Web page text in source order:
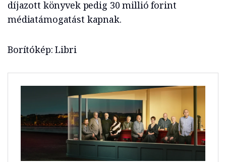
díjazott könyvek pedig 30 millió forint
médiatámogatást kapnak.
Borítókép: Libri